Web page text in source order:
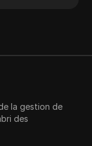
la gestion de
des